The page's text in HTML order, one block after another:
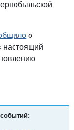
о
настоящий
событий: